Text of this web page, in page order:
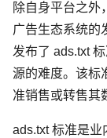
除自身平台之外
广告生态系统的
发布了 ads.txt
源的难度。该标
准销售或转售其
ads.txt 标准是